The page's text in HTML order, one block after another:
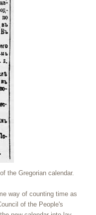
the Gregorian calendar.
way of counting time as
of the People's